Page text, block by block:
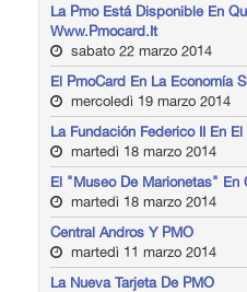
La Pmo Está Disponible En
Www.pmocard.it
sabato 22 marzo 2014
El PmoCard En La Economía
mercoledì 19 marzo 2014
La Fundación Federico II En
martedì 18 marzo 2014
El "Museo De Marionetas" En
martedì 18 marzo 2014
Central Andros Y PMO
martedì 11 marzo 2014
La Nueva Tarjeta De PMO